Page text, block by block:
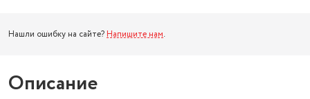
Нашли ошибку на сайте? Напишите нам.
Описание